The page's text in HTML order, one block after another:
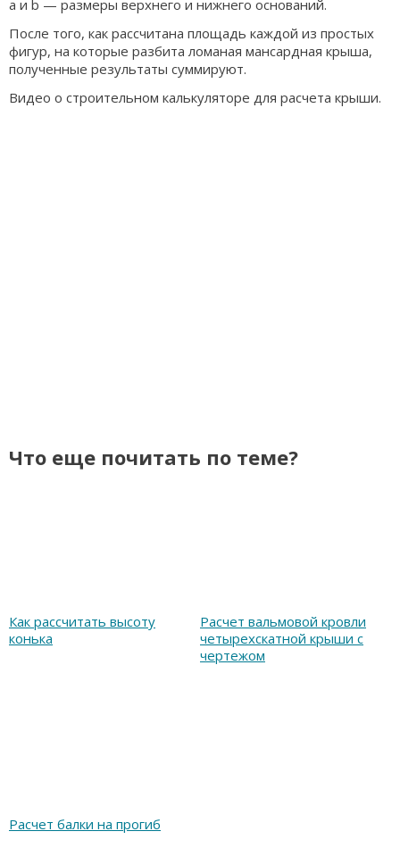
а и b — размеры верхнего и нижнего оснований.
После того, как рассчитана площадь каждой из простых
фигур, на которые разбита ломаная мансардная крыша,
полученные результаты суммируют.
Видео о строительном калькуляторе для расчета крыши.
Что еще почитать по теме?
Как рассчитать высоту
конька
Расчет вальмовой кровли
четырехскатной крыши с
чертежом
Расчет балки на прогиб